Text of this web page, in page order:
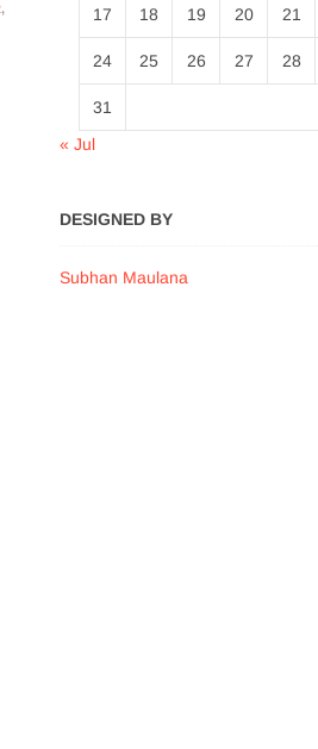
,
17 18 19 20 21
24 25 26 27 28
31
« Jul
DESIGNED BY
Subhan Maulana